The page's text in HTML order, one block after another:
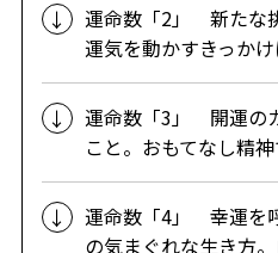
運命数「2」 新たな
運気を動かすきっかけ
運命数「3」 開運の
こと。おもてなし精
運命数「4」 幸運を
の気まぐれな生き方